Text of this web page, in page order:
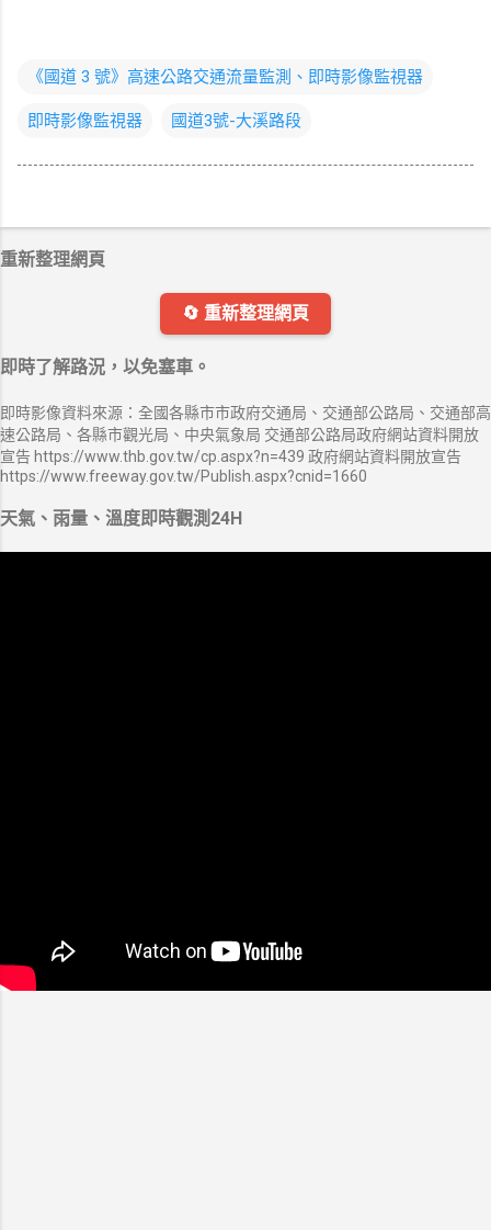
《國道 3 號》高速公路交通流量監測、即時影像監視器
即時影像監視器 國道3號-大溪路段
重新整理網頁
🔄 重新整理網頁
即時了解路況，以免塞車。
即時影像資料來源：全國各縣市市政府交通局、交通部公路局、交通部高
速公路局、各縣市觀光局、中央氣象局 交通部公路局政府網站資料開放
宣告 https://www.thb.gov.tw/cp.aspx?n=439 政府網站資料開放宣告
https://www.freeway.gov.tw/Publish.aspx?cnid=1660
天氣、雨量、溫度即時觀測24H